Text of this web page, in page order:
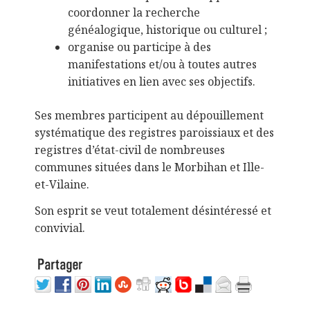
coordonner la recherche
généalogique, historique ou culturel ;
organise ou participe à des
manifestations et/ou à toutes autres
initiatives en lien avec ses objectifs.
Ses membres participent au dépouillement
systématique des registres paroissiaux et des
registres d’état-civil de nombreuses
communes situées dans le Morbihan et Ille-
et-Vilaine.
Son esprit se veut totalement désintéressé et
convivial.